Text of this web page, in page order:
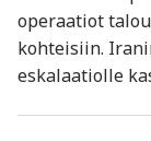
operaatiot
kohteisiin.
eskalaatiolle